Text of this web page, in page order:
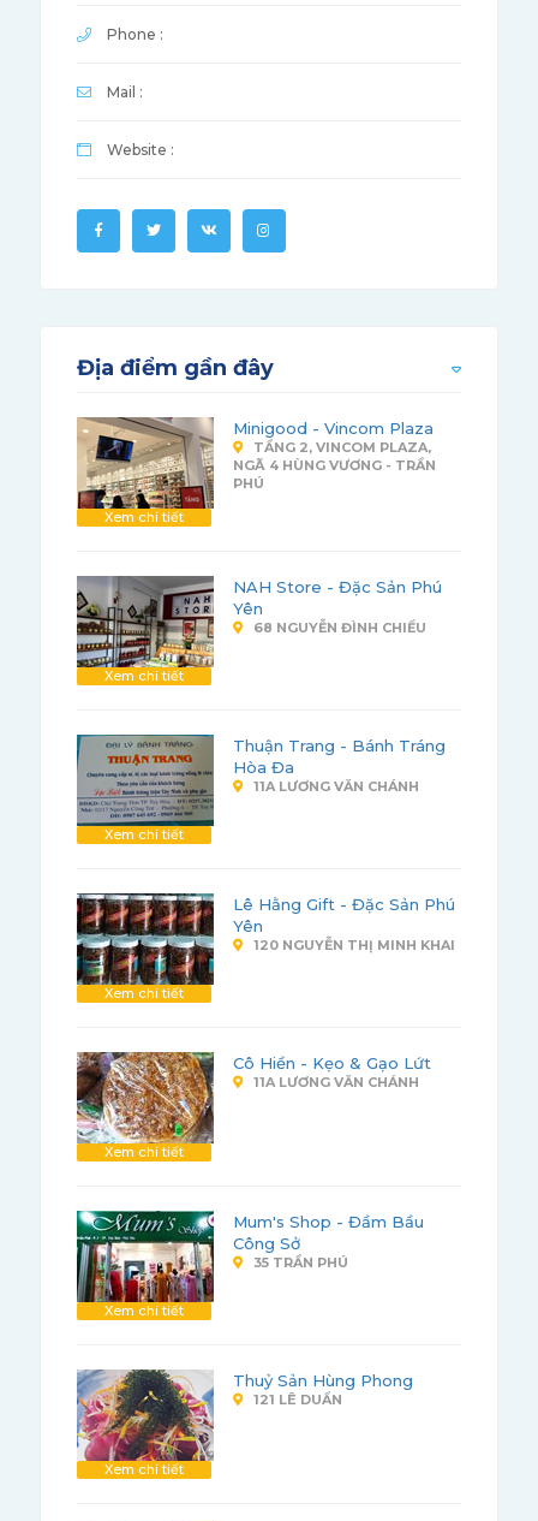
Phone :
Mail :
Website :
Địa điểm gần đây
Xem chi tiết
Minigood - Vincom Plaza
TẦNG 2, VINCOM PLAZA,
NGÃ 4 HÙNG VƯƠNG - TRẦN
PHÚ
Xem chi tiết
NAH Store - Đặc Sản Phú
Yên
68 NGUYỄN ĐÌNH CHIỂU
Xem chi tiết
Thuận Trang - Bánh Tráng
Hòa Đa
11A LƯƠNG VĂN CHÁNH
Xem chi tiết
Lê Hằng Gift - Đặc Sản Phú
Yên
120 NGUYỄN THỊ MINH KHAI
Xem chi tiết
Cô Hiền - Kẹo & Gạo Lứt
11A LƯƠNG VĂN CHÁNH
Xem chi tiết
Mum's Shop - Đầm Bầu
Công Sở
35 TRẦN PHÚ
Xem chi tiết
Thuỷ Sản Hùng Phong
121 LÊ DUẨN